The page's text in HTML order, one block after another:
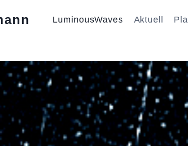
LuminousWaves Aktuell